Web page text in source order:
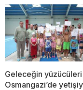
Geleceğin yüzücüleri
Osmangazi’de